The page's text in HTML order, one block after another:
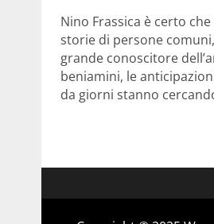
Nino Frassica è certo
storie di persone
grande conoscitore
beniamini, le
da giorni stanno